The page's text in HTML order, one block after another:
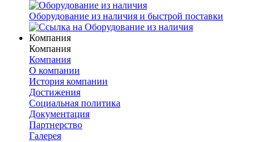
Оборудование из наличия и быстрой поставки
Компания
Компания
Компания
О компании
История компании
Достижения
Социальная политика
Документация
Партнерство
Галерея